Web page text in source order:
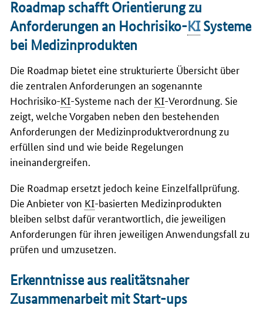
Roadmap schafft Orientierung zu
Anforderungen an Hochrisiko-KISysteme
bei Medizinprodukten
Die Roadmap bietet eine strukturierte Übersicht über
die zentralen Anforderungen an sogenannte
Hochrisiko-KI-Systeme nach der KI-Verordnung. Sie
zeigt, welche Vorgaben neben den bestehenden
Anforderungen der Medizinproduktverordnung zu
erfüllen sind und wie beide Regelungen
ineinandergreifen.
Die Roadmap ersetzt jedoch keine Einzelfallprüfung.
Die Anbieter von KI-basierten Medizinprodukten
bleiben selbst dafür verantwortlich, die jeweiligen
Anforderungen für ihren jeweiligen Anwendungsfall zu
prüfen und umzusetzen.
Erkenntnisse aus realitätsnaher
Zusammenarbeit mit Start-ups